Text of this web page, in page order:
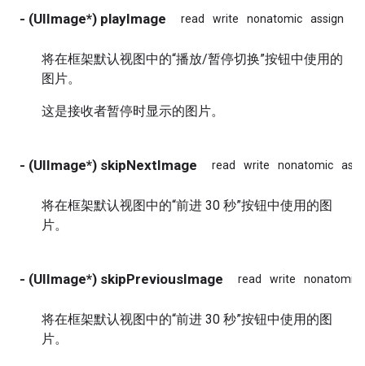
- (UIImage*) playImage read write nonatomic assign
将在框架默认视图中的“播放/暂停切换”按钮中使用的
图片。
这是接收者暂停时显示的图片。
- (UIImage*) skipNextImage read write nonatomic
将在框架默认视图中的“前进 30 秒”按钮中使用的图
片。
- (UIImage*) skipPreviousImage read write nonatomic
将在框架默认视图中的“前进 30 秒”按钮中使用的图
片。